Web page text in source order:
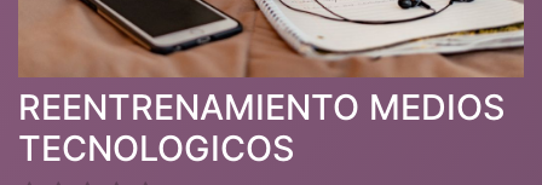
REENTRENAMIENTO MEDIOS
TECNOLOGICOS